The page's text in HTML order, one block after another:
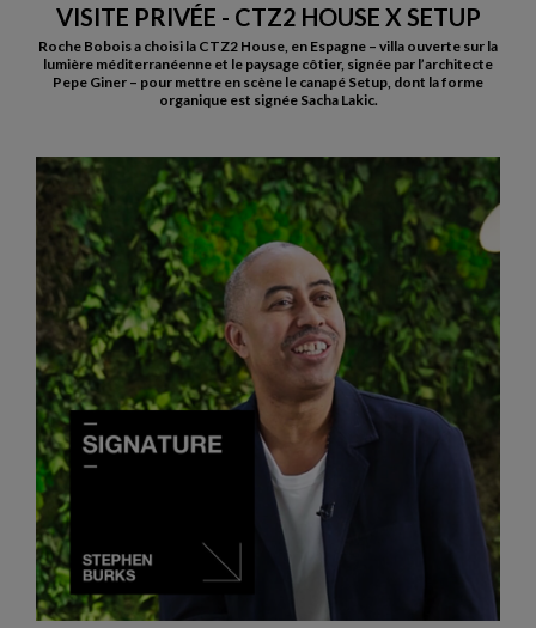
VISITE PRIVÉE - CTZ2 HOUSE X SETUP
Roche Bobois a choisi la CTZ2 House, en Espagne – villa ouverte sur la
lumière méditerranéenne et le paysage côtier, signée par l’architecte
Pepe Giner – pour mettre en scène le canapé Setup, dont la forme
organique est signée Sacha Lakic.